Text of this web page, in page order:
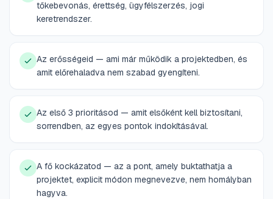
tőkebevonás, érettség, ügyfélszerzés, jogi
keretrendszer.
Az erősségeid — ami már működik a projektedben, és
amit előrehaladva nem szabad gyengíteni.
Az első 3 prioritásod — amit elsőként kell biztosítani,
sorrendben, az egyes pontok indokításával.
A fő kockázatod — az a pont, amely buktathatja a
projektet, explicit módon megnevezve, nem homályban
hagyva.